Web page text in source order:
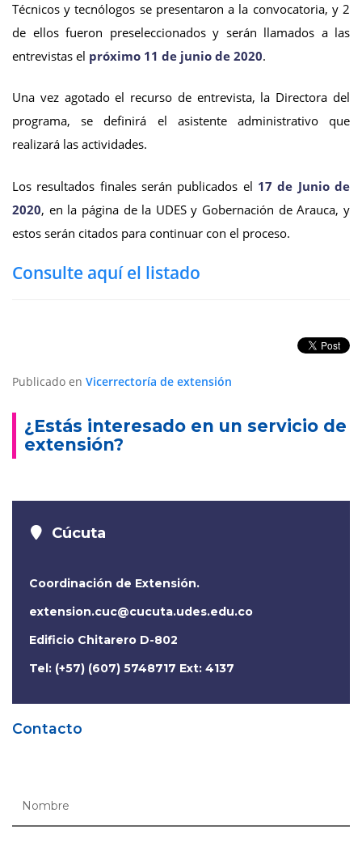
Técnicos y tecnólogos se presentaron a la convocatoria, y 2
de ellos fueron preseleccionados y serán llamados a las
entrevistas el próximo 11 de junio de 2020.
Una vez agotado el recurso de entrevista, la Directora del
programa, se definirá el asistente administrativo que
realizará las actividades.
Los resultados finales serán publicados el 17 de Junio de
2020, en la página de la UDES y Gobernación de Arauca, y
estos serán citados para continuar con el proceso.
Consulte aquí el listado
Publicado en Vicerrectoría de extensión
¿Estás interesado en un servicio de
extensión?
Cúcuta
Coordinación de Extensión.
extension.cuc@cucuta.udes.edu.co
Edificio Chitarero D-802
Tel: (+57) (607) 5748717 Ext: 4137
Contacto